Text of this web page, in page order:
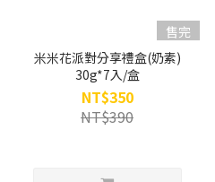
售完
米米花派對分享禮盒(奶素)
30g*7入/盒
NT$350
NT$390